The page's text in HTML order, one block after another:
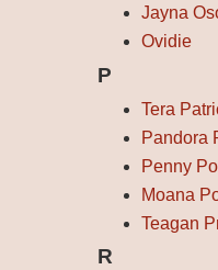
Jayna
Ovidie
P
Tera
Pandora
Penny
Moana
Teagan
R